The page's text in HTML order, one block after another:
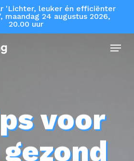
'Lichter, leuker én efficiënter
maandag 24 augustus 2026,
20.00 uur
Menu
voor